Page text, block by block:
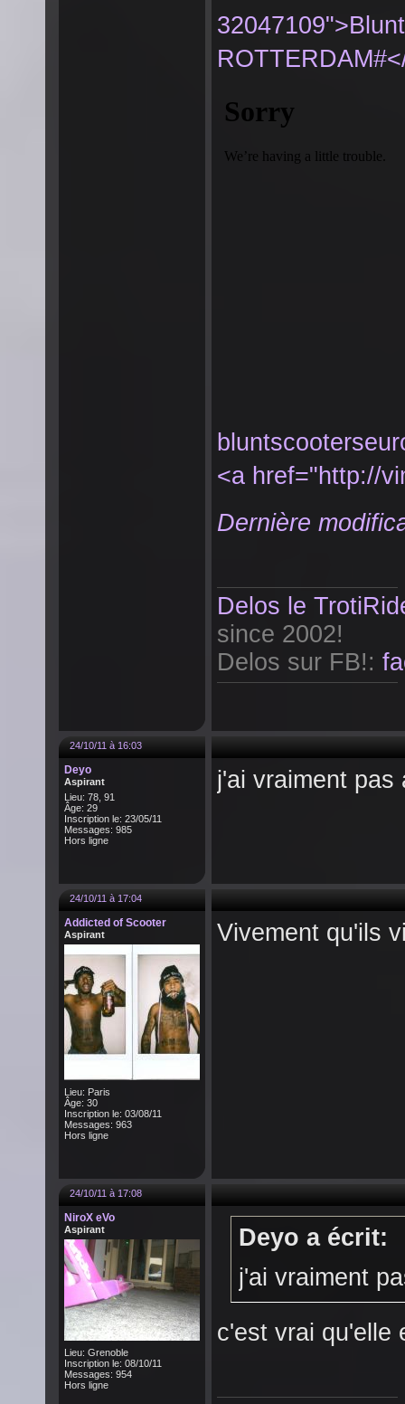
<a href="http://
Dernière
Delos le
since 2002!
Delos sur FB!:
24/10/11 à 16:03
Deyo
Aspirant
Lieu: 78, 91
Âge: 29
Inscription le: 23/05/11
Messages: 985
Hors ligne
j'ai vraiment pas
24/10/11 à 17:04
Addicted of Scooter
Aspirant
Lieu: Paris
Âge: 30
Inscription le: 03/08/11
Messages: 963
Hors ligne
Vivement qu'ils
24/10/11 à 17:08
NiroX eVo
Aspirant
Lieu: Grenoble
Inscription le: 08/10/11
Messages: 954
Hors ligne
Deyo a écrit:
j'ai vraiment
c'est vrai qu'elle